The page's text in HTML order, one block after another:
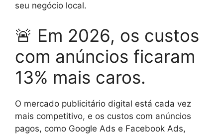
seu negócio local.
🚨 Em 2026, os custos
com anúncios ficaram
13% mais caros.
O mercado publicitário digital está cada vez
mais competitivo, e os custos com anúncios
pagos, como Google Ads e Facebook Ads,